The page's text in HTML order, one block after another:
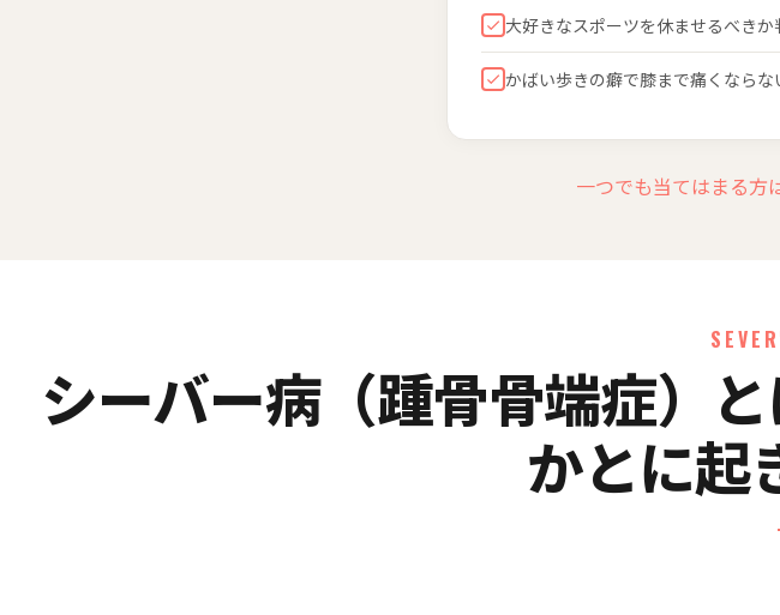
大好きなスポーツを休ませるべきか
かばい歩きの癖で膝まで痛くならな
一つでも当てはまる方
シーバー病（踵骨骨端症）
かとに起